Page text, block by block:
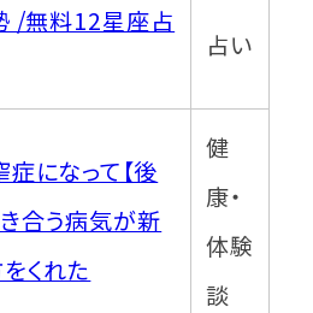
/無料12星座占
占い
になって【後
合う病気が新
くれた
健
康・
体験
談